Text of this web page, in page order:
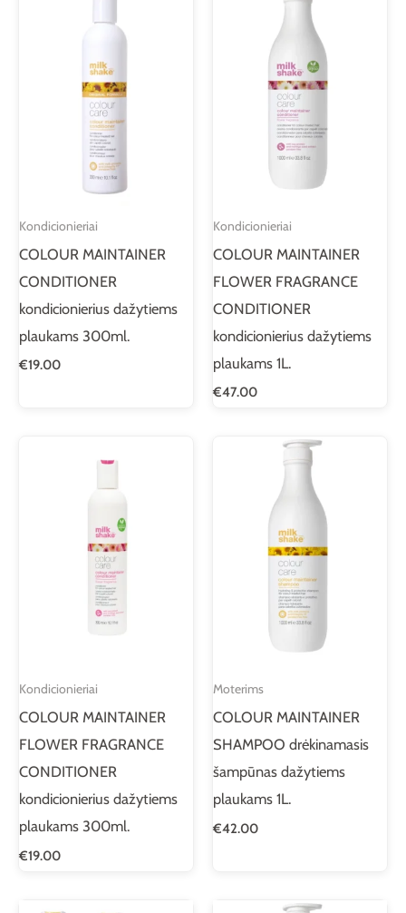
Kondicionieriai
COLOUR MAINTAINER
CONDITIONER
kondicionierius dažytiems
plaukams 300ml.
€19.00
Kondicionieriai
COLOUR MAINTAINER
FLOWER FRAGRANCE
CONDITIONER
kondicionierius dažytiems
plaukams 1L.
€47.00
Kondicionieriai
COLOUR MAINTAINER
FLOWER FRAGRANCE
CONDITIONER
kondicionierius dažytiems
plaukams 300ml.
€19.00
Moterims
COLOUR MAINTAINER
SHAMPOO drėkinamasis
šampūnas dažytiems
plaukams 1L.
€42.00